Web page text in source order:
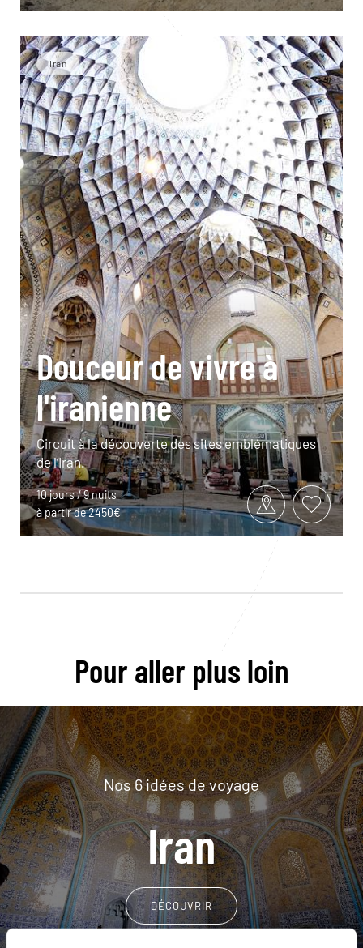
Iran
Douceur de vivre à
l'iranienne
Circuit à la découverte des sites emblématiques
de l’Iran.
10 jours / 9 nuits
à partir de 2450€
Pour aller plus loin
Nos 6 idées de voyage
Iran
DÉCOUVRIR